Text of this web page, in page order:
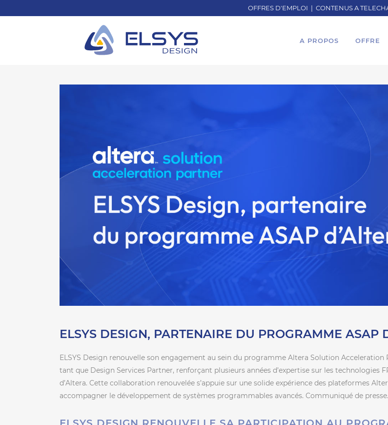
OFFRES D'EMPLOI | CONTENUS A
A PROPOS OFFRE
ELSYS DESIGN, PARTENAIRE DU PROGRAMME ASAP
ELSYS Design renouvelle son engagement au sein du programme Altera Solution Acceleration
tant que Design Services Partner, renforçant plusieurs années d’expertise sur les technologies
d’Altera. Cette collaboration renouvelée s’appuie sur une solide expérience des plateformes
accompagner le développement de systèmes programmables avancés. Communiqué de presse.